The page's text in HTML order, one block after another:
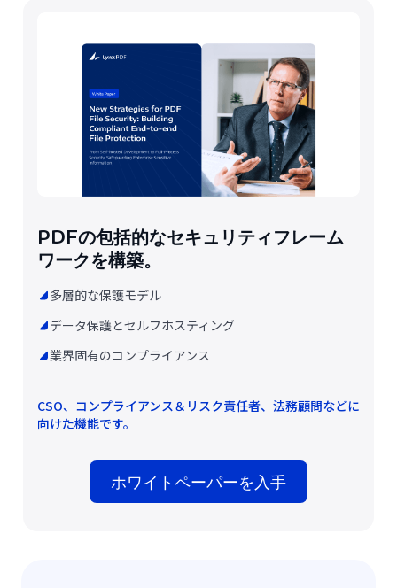
PDFの包括的なセキュリティフレーム
ワークを構築。
多層的な保護モデル
データ保護とセルフホスティング
業界固有のコンプライアンス
CSO、コンプライアンス＆リスク責任者、法務顧問などに
向けた機能です。
ホワイトペーパーを入手